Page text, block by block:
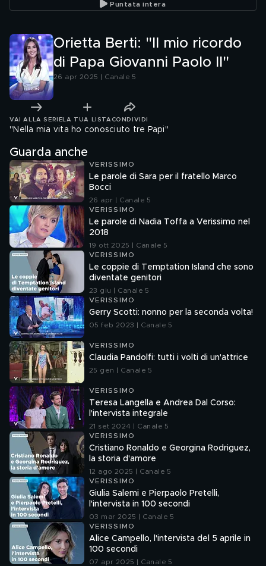
Amici"
Puntata intera
Orietta Berti: "Il mio ricordo
di Papa Giovanni Paolo II"
26 apr 2025 | Canale 5
VAI ALLA SERIE LA TUA LISTA CONDIVIDI
"Nella mia vita ho conosciuto tre Papi"
Guarda anche
VERISSIMO
Le parole di Sara per il fratello Marco
Bocci
26 apr | Canale 5
VERISSIMO
Le parole di Nadia Toffa a Verissimo nel
2018
19 ott 2025 | Canale 5
VERISSIMO
Le coppie di Temptation Island che sono
diventate genitori
23 giu | Canale 5
VERISSIMO
Gerry Scotti: nonno per la seconda volta!
05 feb 2023 | Canale 5
VERISSIMO
Claudia Pandolfi: tutti i volti di un'attrice
25 gen | Canale 5
VERISSIMO
Teresa Langella e Andrea Dal Corso:
l'intervista integrale
21 set 2024 | Canale 5
VERISSIMO
Cristiano Ronaldo e Georgina Rodriguez,
la storia d'amore
12 ago 2025 | Canale 5
VERISSIMO
Giulia Salemi e Pierpaolo Pretelli,
l'intervista in 100 secondi
03 mar 2025 | Canale 5
VERISSIMO
Alice Campello, l'intervista del 5 aprile in
100 secondi
07 apr 2025 | Canale 5